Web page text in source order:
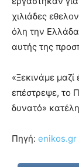
χιλιάδες
όλη την
αυτής της
«Ξεκινάμε
επέστρεψε, το
δυνατό»
Πηγή: enikos.gr